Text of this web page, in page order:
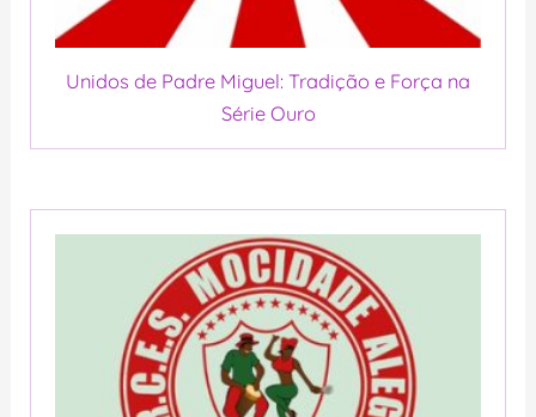
Unidos de Padre Miguel: Tradição e Força na
Série Ouro